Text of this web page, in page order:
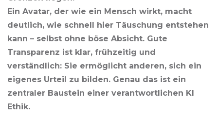
Ein Avatar, der wie ein Mensch wirkt, macht
deutlich, wie schnell hier Täuschung entstehen
kann – selbst ohne böse Absicht. Gute
Transparenz ist klar, frühzeitig und
verständlich: Sie ermöglicht anderen, sich ein
eigenes Urteil zu bilden. Genau das ist ein
zentraler Baustein einer verantwortlichen KI
Ethik.